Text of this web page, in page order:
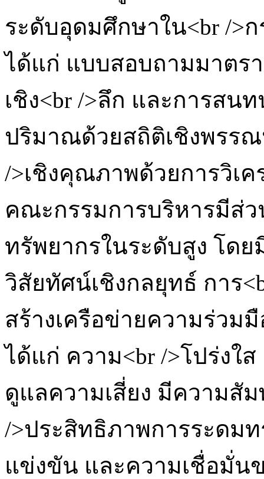
ระดับอุดมศึกษาใน<br />
ได้แก่ แบบสอบถามมาต
เชิง<br />ลึก และการสน
ปริมาณด้วยสถิติเชิงพรร
/>เชิงคุณภาพด้วยการวิเค
คณะกรรมการบริหารมีส่ว
ทรัพยากรในระดับสูง โด
วิสัยทัศน์เชิงกลยุทธ์ การ
สร้างเครือข่ายความร่วม
ได้แก่ ความ<br />โปร่งใ
ดูแลความเสี่ยง มีความสั
/>ประสิทธิภาพการระดม
แข่งขัน และความเชื่อมั่น